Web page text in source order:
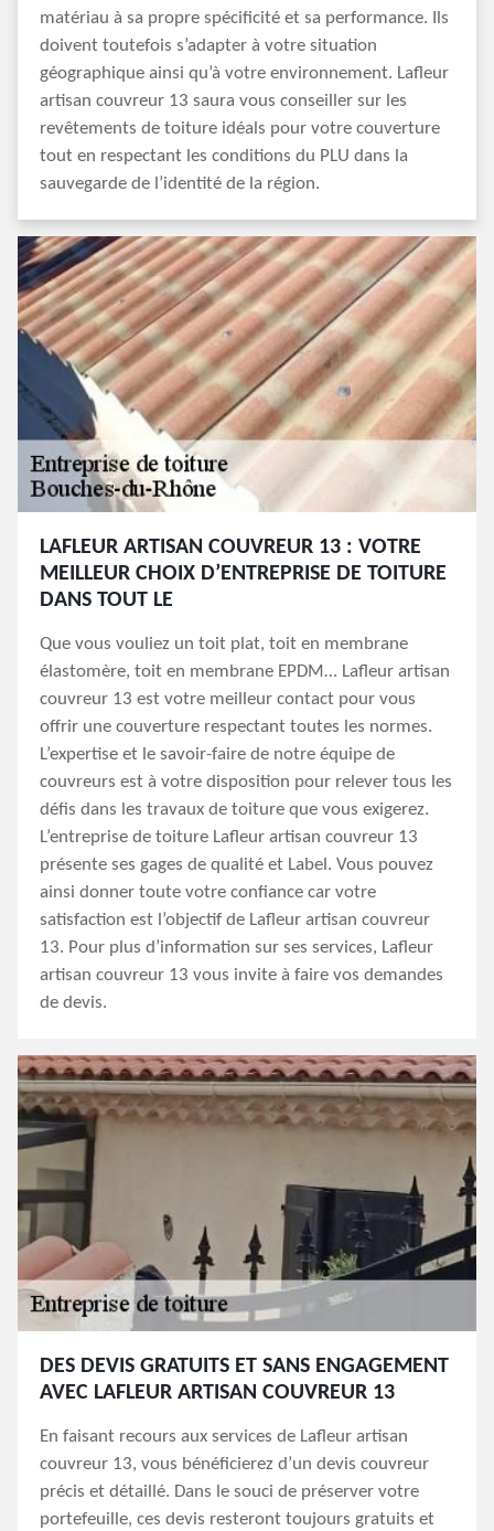
matériau à sa propre spécificité et sa performance. Ils
doivent toutefois s’adapter à votre situation
géographique ainsi qu’à votre environnement. Lafleur
artisan couvreur 13 saura vous conseiller sur les
revêtements de toiture idéals pour votre couverture
tout en respectant les conditions du PLU dans la
sauvegarde de l’identité de la région.
LAFLEUR ARTISAN COUVREUR 13 : VOTRE
MEILLEUR CHOIX D’ENTREPRISE DE TOITURE
DANS TOUT LE
Que vous vouliez un toit plat, toit en membrane
élastomère, toit en membrane EPDM… Lafleur artisan
couvreur 13 est votre meilleur contact pour vous
offrir une couverture respectant toutes les normes.
L’expertise et le savoir-faire de notre équipe de
couvreurs est à votre disposition pour relever tous les
défis dans les travaux de toiture que vous exigerez.
L’entreprise de toiture Lafleur artisan couvreur 13
présente ses gages de qualité et Label. Vous pouvez
ainsi donner toute votre confiance car votre
satisfaction est l’objectif de Lafleur artisan couvreur
13. Pour plus d’information sur ses services, Lafleur
artisan couvreur 13 vous invite à faire vos demandes
de devis.
DES DEVIS GRATUITS ET SANS ENGAGEMENT
AVEC LAFLEUR ARTISAN COUVREUR 13
En faisant recours aux services de Lafleur artisan
couvreur 13, vous bénéficierez d’un devis couvreur
précis et détaillé. Dans le souci de préserver votre
portefeuille, ces devis resteront toujours gratuits et